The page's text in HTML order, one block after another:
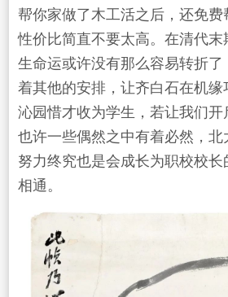
帮你家做了木工活之后，还免费
性价比简直不要太高。在清代末
生命运或许没有那么容易转折
着其他的安排，让齐白石在机缘
沁园惜才收为学生，若让我们开
也许一些偶然之中有着必然，北
努力终究也是会成长为职校校
相通。